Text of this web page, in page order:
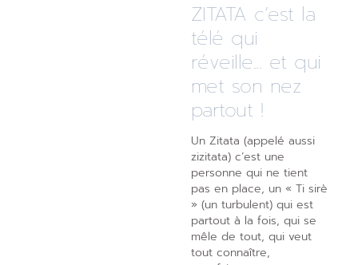
ZITATA c’est la
télé qui
réveille... et qui
met son nez
partout !
Un Zitata (appelé aussi
zizitata) c’est une
personne qui ne tient
pas en place, un « Ti sirè
» (un turbulent) qui est
partout à la fois, qui se
mêle de tout, qui veut
tout connaître,